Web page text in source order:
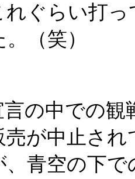
れぐらい打
（笑）
言の中での
売が中止さ
青空の下で